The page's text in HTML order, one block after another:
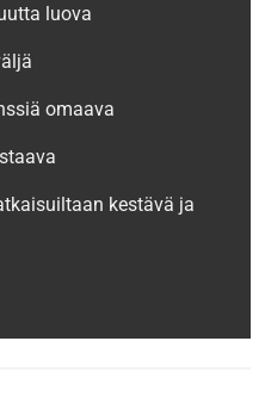
luova
omaava
kestävä ja